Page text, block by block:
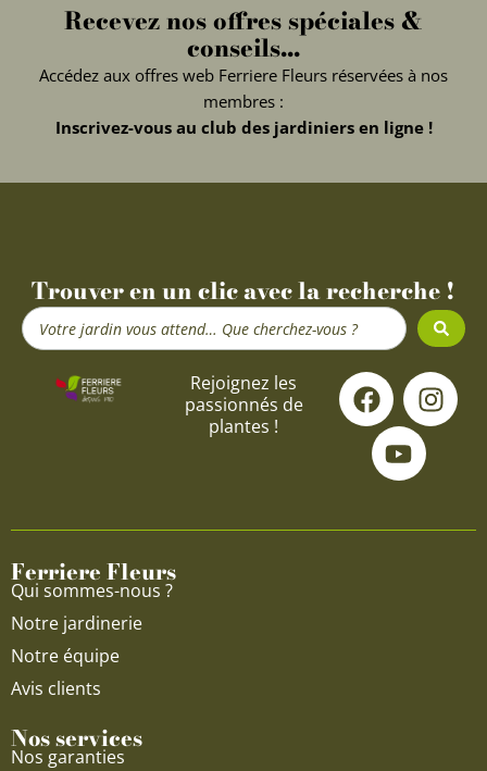
Recevez nos offres spéciales &
conseils...
Accédez aux offres web Ferriere Fleurs réservées à nos
membres :
Inscrivez-vous au club des jardiniers en ligne !
Trouver en un clic avec la recherche !
Search
...
Rejoignez les
passionnés de
plantes !
F
a
c
e
o
I
n
s
g
Y
o
u
t
u
b
Ferriere Fleurs
Qui sommes-nous ?
Notre jardinerie
Notre équipe
Avis clients
Nos services
Nos garanties